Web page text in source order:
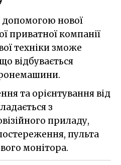
приватної компанії
техніки зможе
відбувається
та орієнтування від
з
приладу,
пульта
монітора.